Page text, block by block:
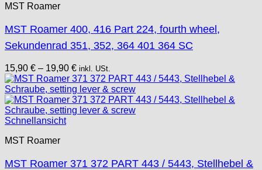
MST Roamer
MST Roamer 400, 416 Part 224, fourth wheel,
Sekundenrad 351, 352, 364 401 364 SC
15,90 € – 19,90 € inkl. USt.
Schnellansicht
MST Roamer
MST Roamer 371 372 PART 443 / 5443, Stellhebel &